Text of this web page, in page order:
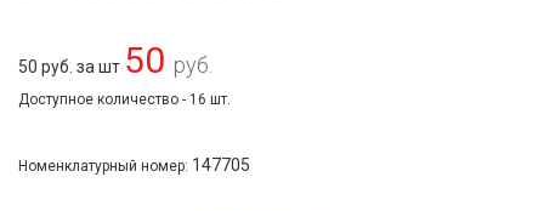
50 руб. за шт 50 руб.
Доступное количество - 16 шт.
Номенклатурный номер: 147705